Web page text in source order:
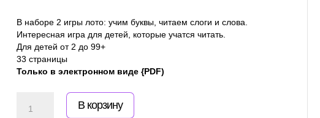
В наборе 2 игры лото: учим буквы, читаем слоги и слова.
Интересная игра для детей, которые учатся читать.
Для детей от 2 до 99+
33 страницы
Только в электронном виде {PDF)
Количество
товара
В корзину